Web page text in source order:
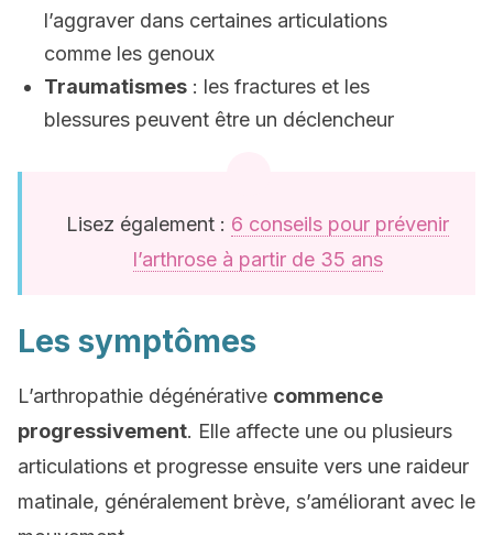
l’aggraver dans certaines articulations
comme les genoux
Traumatismes : les fractures et les
blessures peuvent être un déclencheur
Lisez également : 6 conseils pour prévenir
l’arthrose à partir de 35 ans
Les symptômes
L’arthropathie dégénérative commence
progressivement. Elle affecte une ou plusieurs
articulations et progresse ensuite vers une raideur
matinale, généralement brève, s’améliorant avec le